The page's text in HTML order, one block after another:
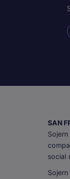
SAN
social